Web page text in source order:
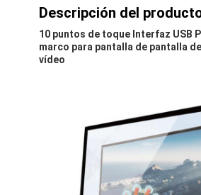
Descripción del
10 puntos de toque Interfaz USB
marco para pantalla de pantalla
vídeo